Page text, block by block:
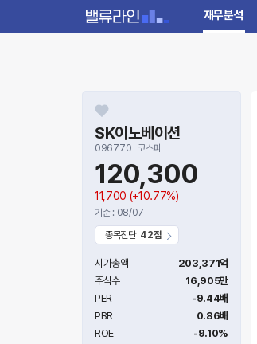
재무분석
SK이노베이션
096770 코스피
120,300
11,700 (+10.77%)
기준 : 08/07
종목진단 42점
시가총액
203,371억
주식수
16,905만
PER
-9.44배
PBR
0.86배
ROE
-9.10%
8/8. 주가추세(3개월)가